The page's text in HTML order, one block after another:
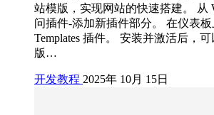
站模版，实现网站的快速搭建。 从
问插件-添加新插件部分。 在仪表板
Templates 插件。 安装并激活后，
版…
开发教程 2025年 10月 15日